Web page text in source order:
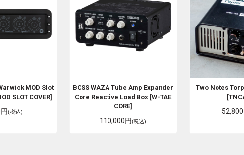
MOD Slot
SLOT COVER]
(税込)
BOSSWAZA Tube Amp Expander
Core Reactive Load Box [W-TAE
CORE]
110,000円(税込)
Two Notes